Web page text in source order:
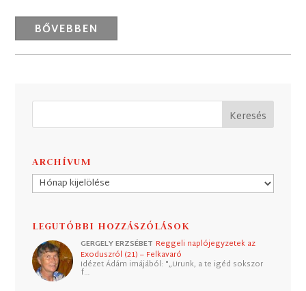
BŐVEBBEN
ARCHÍVUM
Archívum
LEGUTÓBBI HOZZÁSZÓLÁSOK
GERGELY ERZSÉBET Reggeli naplójegyzetek az
Exoduszról (21) – Felkavaró
Idézet Ádám imájából: "„Urunk, a te igéd sokszor
f…